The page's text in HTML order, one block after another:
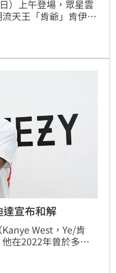
）上午登場，眾星雲
天王「肯爺」肯伊威
，3點全露把眾人全
宣布和解
West，Ye/肯
在2022年曾於多個
們不能甩掉我。」不